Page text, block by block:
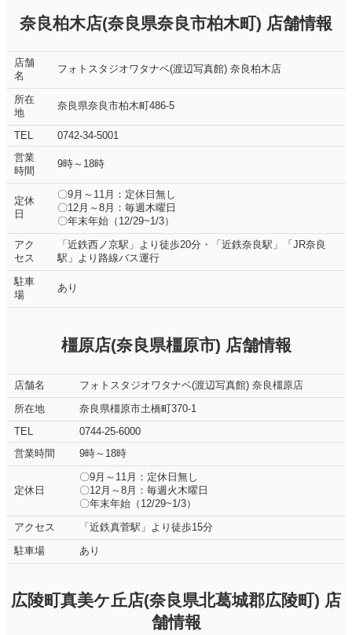
奈良柏木店(奈良県奈良市柏木町) 店舗情報
店舗
名
フォトスタジオワタナベ(渡辺写真館) 奈良柏木店
所在
地
奈良県奈良市柏木町486-5
TEL
0742-34-5001
営業
時間
9時～18時
定休
日
〇9月～11月：定休日無し
〇12月～8月：毎週木曜日
〇年末年始（12/29~1/3）
アク
セス
「近鉄西ノ京駅」より徒歩20分・「近鉄奈良駅」「JR奈良
駅」より路線バス運行
駐車
場
あり
橿原店(奈良県橿原市) 店舗情報
店舗名 フォトスタジオワタナベ(渡辺写真館) 奈良橿原店
所在地 奈良県橿原市土橋町370-1
TEL
0744-25-6000
営業時間
9時～18時
定休日
〇9月～11月：定休日無し
〇12月～8月：毎週火木曜日
〇年末年始（12/29~1/3）
アクセス 「近鉄真菅駅」より徒歩15分
駐車場 あり
広陵町真美ケ丘店(奈良県北葛城郡広陵町) 店
舗情報